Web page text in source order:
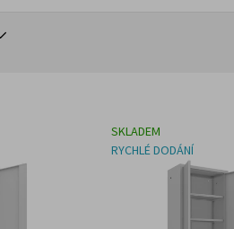
SKLADEM
RYCHLÉ DODÁNÍ